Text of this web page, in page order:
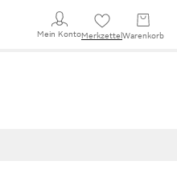
Mein KontoMerkzettel Warenkorb